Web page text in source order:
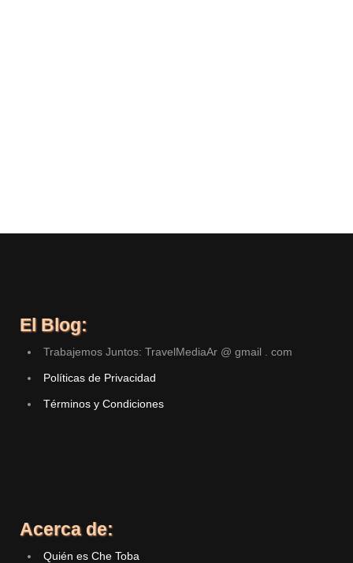
El Blog:
Trabajemos Juntos: TravelMediaAr @ gmail . com
Políticas de Privacidad
Términos y Condiciones
Acerca de:
Quién es Che Toba